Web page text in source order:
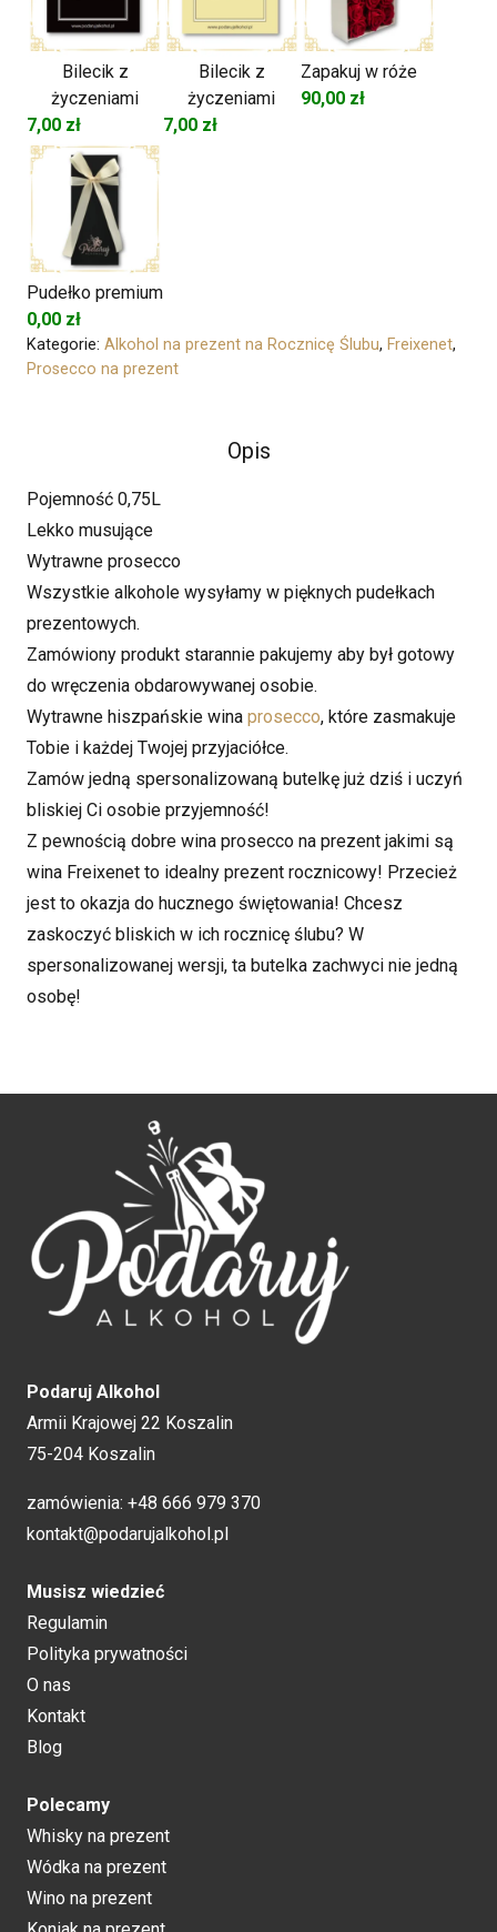
Bilecik z
życzeniami
7,00 zł
Bilecik z
życzeniami
7,00 zł
Zapakuj w róże
90,00 zł
Pudełko premium
0,00 zł
Kategorie: Alkohol na prezent na Rocznicę Ślubu, Freixenet,
Prosecco na prezent
Opis
Pojemność 0,75L
Lekko musujące
Wytrawne prosecco
Wszystkie alkohole wysyłamy w pięknych pudełkach
prezentowych.
Zamówiony produkt starannie pakujemy aby był gotowy
do wręczenia obdarowywanej osobie.
Wytrawne hiszpańskie wina prosecco, które zasmakuje
Tobie i każdej Twojej przyjaciółce.
Zamów jedną spersonalizowaną butelkę już dziś i uczyń
bliskiej Ci osobie przyjemność!
Z pewnością dobre wina prosecco na prezent jakimi są
wina Freixenet to idealny prezent rocznicowy! Przecież
jest to okazja do hucznego świętowania! Chcesz
zaskoczyć bliskich w ich rocznicę ślubu? W
spersonalizowanej wersji, ta butelka zachwyci nie jedną
osobę!
Podaruj Alkohol
Armii Krajowej 22 Koszalin
75-204 Koszalin
zamówienia: +48 666 979 370
kontakt@podarujalkohol.pl
Musisz wiedzieć
Regulamin
Polityka prywatności
O nas
Kontakt
Blog
Polecamy
Whisky na prezent
Wódka na prezent
Wino na prezent